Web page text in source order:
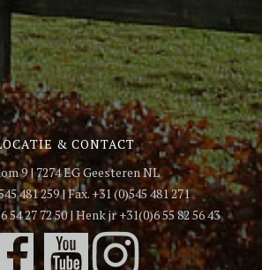
& CONTACT
9 | 7274 EG Geesteren NL
481 259 | Fax. +31 (0)545 481 271
54 27 72 50 | Henk jr +31(0)6 55 82 56 43